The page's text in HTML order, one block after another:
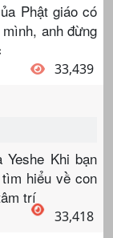
Phật giáo có
anh đừng
33,439
Khi bạn
hiểu về con
trí
33,418